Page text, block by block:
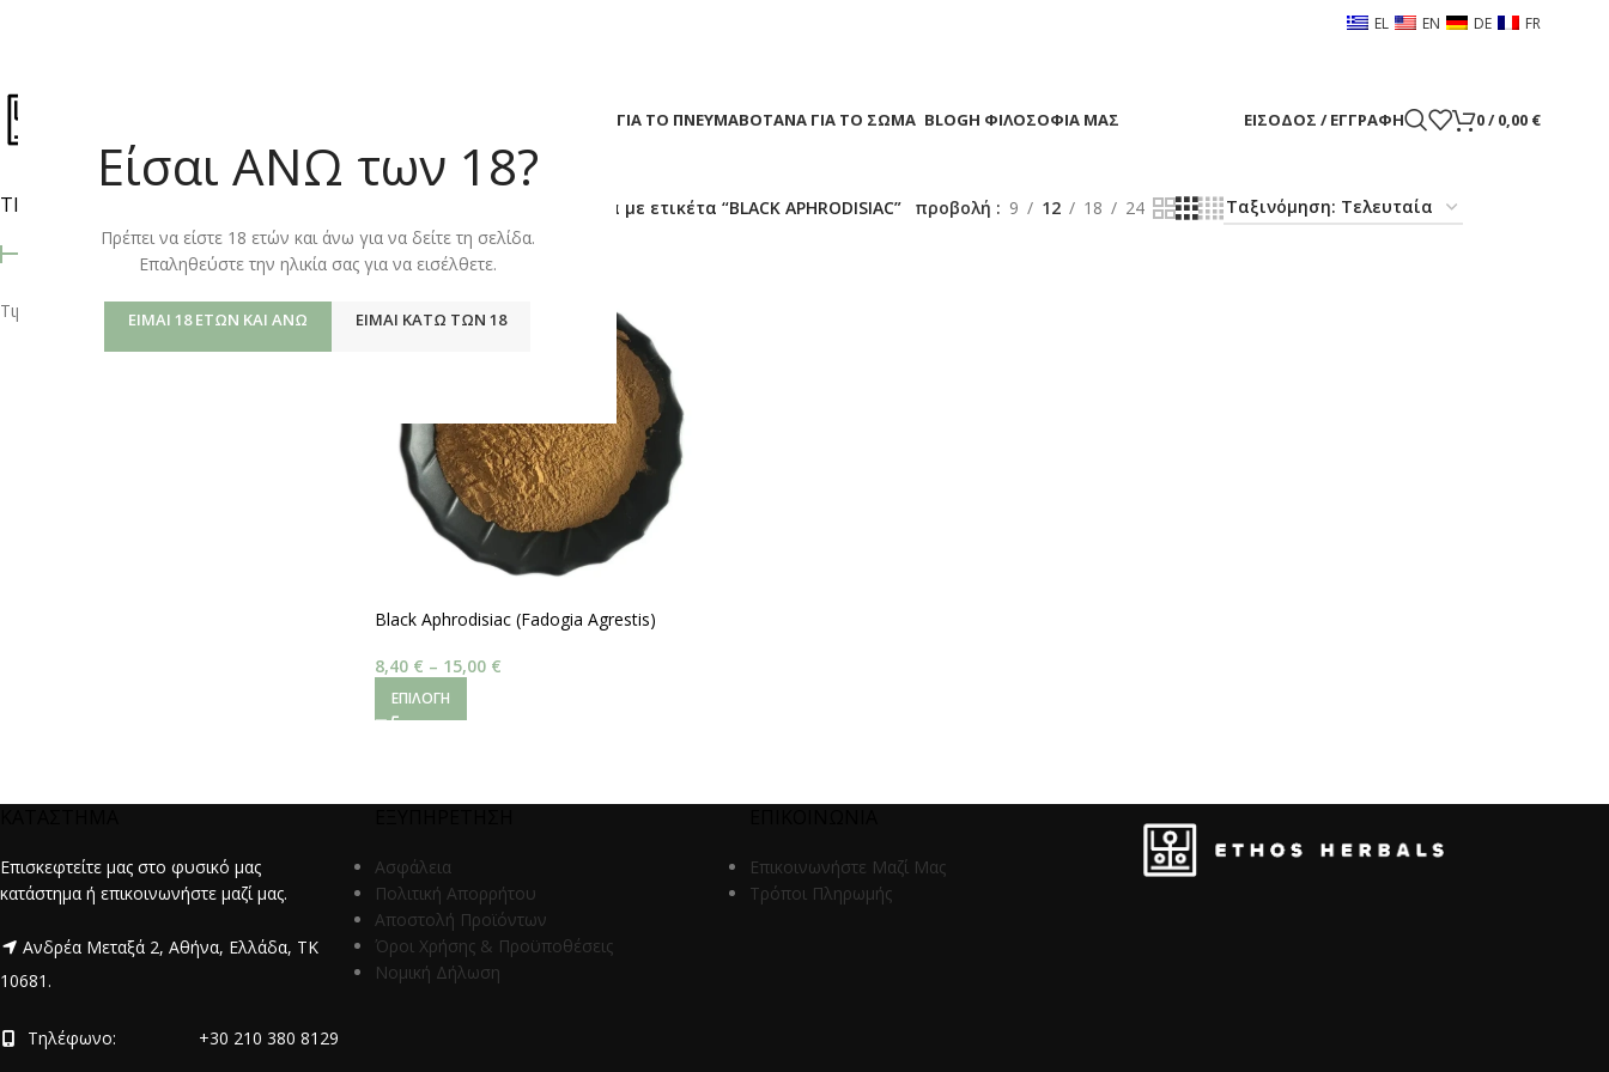
Είσαι ΑΝΩ των 18?
Πρέπει να είστε 18 ετών και άνω για να δείτε τη σελίδα.
Επαληθεύστε την ηλικία σας για να εισέλθετε.
ΕΊΜΑΙ 18 ΕΤΏΝ ΚΑΙ ΆΝΩ ΕΊΜΑΙ ΚΆΤΩ ΤΩΝ 18
EL EN DE FR
ΒΟΤΑΝΑ ΓΙΑ ΤΟ ΠΝΕΥΜΑΒΟΤΑΝΑ ΓΙΑ ΤΟ ΣΩΜΑ BLOGΗ ΦΙΛΟΣΟΦΙΑ ΜΑΣ ΕΊΣΟΔΟΣ / ΕΓΓΡΑΦΉ 0/ 0,00 €
ΤΙΜΉ
ΦΙΛΤΡΆΡΙΣΜΑ
Τιμή: 20 €
Προϊόντα με ετικέτα “BLACK APHRODISIAC” προβολή 9 12 18 24
Black Aphrodisiac (Fadogia Agrestis)
8,40 € – 15,00 €
ΕΠΙΛΟΓΉ
Επισκεφτείτε μας στο φυσικό μας
κατάστημα ή επικοινωνήστε μαζί μας.
Ανδρέα Μεταξά 2, Αθήνα, Ελλάδα, ΤΚ
10681.
Τηλέφωνο: +30 210 380 8129
Ασφάλεια
Πολιτική Απορρήτου
Αποστολή Προϊόντων
Όροι Χρήσης & Προϋποθέσεις
Νομική Δήλωση
Επικοινωνήστε Μαζί Μας
Τρόποι Πληρωμής